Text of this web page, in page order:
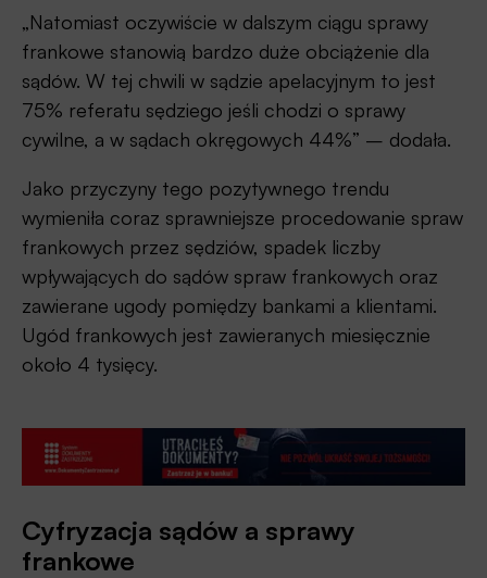
„Natomiast oczywiście w dalszym ciągu sprawy
frankowe stanowią bardzo duże obciążenie dla
sądów. W tej chwili w sądzie apelacyjnym to jest
75% referatu sędziego jeśli chodzi o sprawy
cywilne, a w sądach okręgowych 44%” – dodała.
Jako przyczyny tego pozytywnego trendu
wymieniła coraz sprawniejsze procedowanie spraw
frankowych przez sędziów, spadek liczby
wpływających do sądów spraw frankowych oraz
zawierane ugody pomiędzy bankami a klientami.
Ugód frankowych jest zawieranych miesięcznie
około 4 tysięcy.
Cyfryzacja sądów a sprawy
frankowe